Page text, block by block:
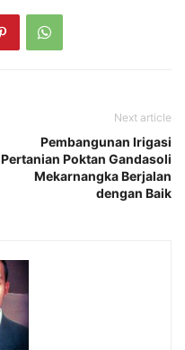
Next article
Pembangunan Irigasi
Pertanian Poktan Gandasoli
Mekarnangka Berjalan
dengan Baik